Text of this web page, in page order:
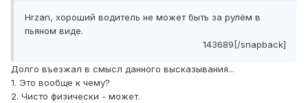
Hrzan, хороший водитель не может быть за рулём в
пьяном виде.
143689[/snapback]
Долго въезжал в смысл данного высказывания...
1. Это вообще к чему?
2. Чисто физически - может.